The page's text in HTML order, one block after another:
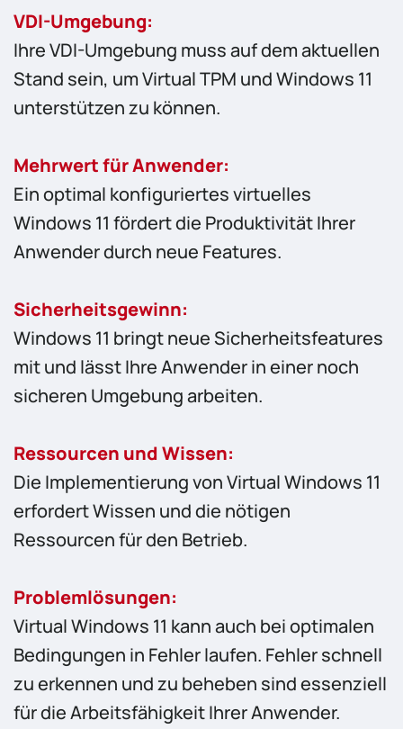
VDI-Umgebung:
Ihre VDI-Umgebung muss auf dem aktuellen
Stand sein, um Virtual TPM und Windows 11
unterstützen zu können.
Mehrwert für Anwender:
Ein optimal konfiguriertes virtuelles
Windows 11 fördert die Produktivität Ihrer
Anwender durch neue Features.
Sicherheitsgewinn:
Windows 11 bringt neue Sicherheitsfeatures
mit und lässt Ihre Anwender in einer noch
sicheren Umgebung arbeiten.
Ressourcen und Wissen:
Die Implementierung von Virtual Windows 11
erfordert Wissen und die nötigen
Ressourcen für den Betrieb.
Problemlösungen:
Virtual Windows 11 kann auch bei optimalen
Bedingungen in Fehler laufen. Fehler schnell
zu erkennen und zu beheben sind essenziell
für die Arbeitsfähigkeit Ihrer Anwender.